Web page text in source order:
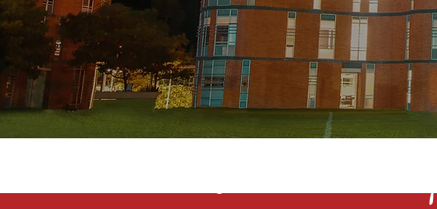
La educación es una